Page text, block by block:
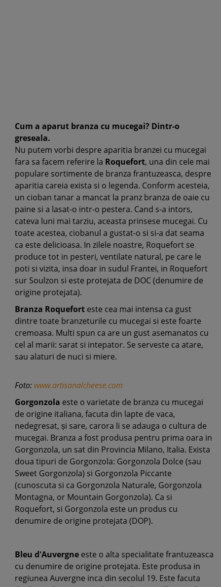
Cum a aparut branza cu mucegai? Dintr-o
greseala.
Nu putem vorbi despre aparitia branzei cu mucegai
fara sa facem referire la Roquefort, una din cele mai
populare sortimente de branza frantuzeasca, despre
aparitia careia exista si o legenda. Conform acesteia,
un cioban tanar a mancat la pranz branza de oaie cu
paine si a lasat-o intr-o pestera. Cand s-a intors,
cateva luni mai tarziu, aceasta prinsese mucegai. Cu
toate acestea, ciobanul a gustat-o si si-a dat seama
ca este delicioasa. In zilele noastre, Roquefort se
produce tot in pesteri, ventilate natural, pe care le
poti si vizita, insa doar in sudul Frantei, in Roquefort
sur Soulzon si este protejata de DOC (denumire de
origine protejata).
Branza Roquefort este cea mai intensa ca gust
dintre toate branzeturile cu mucegai si este foarte
cremoasa. Multi spun ca are un gust asemanatos cu
cel al marii: sarat si intepator. Se serveste ca atare,
sau alaturi de nuci si miere.
Foto: www.artisanalcheese.com
Gorgonzola este o varietate de branza cu mucegai
de origine italiana, facuta din lapte de vaca,
nedegresat, și sare, carora li se adauga o cultura de
mucegai. Branza a fost produsa pentru prima oara in
Gorgonzola, un sat din Provincia Milano, Italia. Exista
doua tipuri de Gorgonzola: Gorgonzola Dolce (sau
Sweet Gorgonzola) si Gorgonzola Piccante
(cunoscuta si ca Gorgonzola Naturale, Gorgonzola
Montagna, or Mountain Gorgonzola). Ca si
Roquefort, si Gorgonzola este un produs cu
denumire de origine protejata (DOP).
Bleu d'Auvergne este o alta specialitate frantuzeasca
cu denumire de origine protejata. Este produsa in
regiunea Auvergne inca din secolul 19. Este facuta